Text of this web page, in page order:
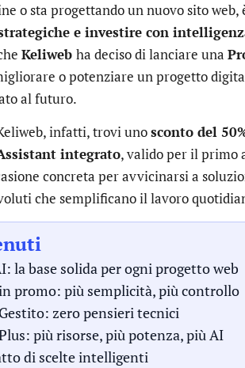
o sta progettando un nuovo sito web,
e investire con
Keliweb ha deciso di lanciare una
o potenziare un progetto
al futuro.
infatti, trovi unosconto del
integrato, valido per il primo
concreta per avvicinarsi a
che semplificano il lavoro
la base solida per ogni progetto web
promo: più semplicità, più controllo
zero pensieri tecnici
più risorse, più potenza, più AI
di scelte intelligenti